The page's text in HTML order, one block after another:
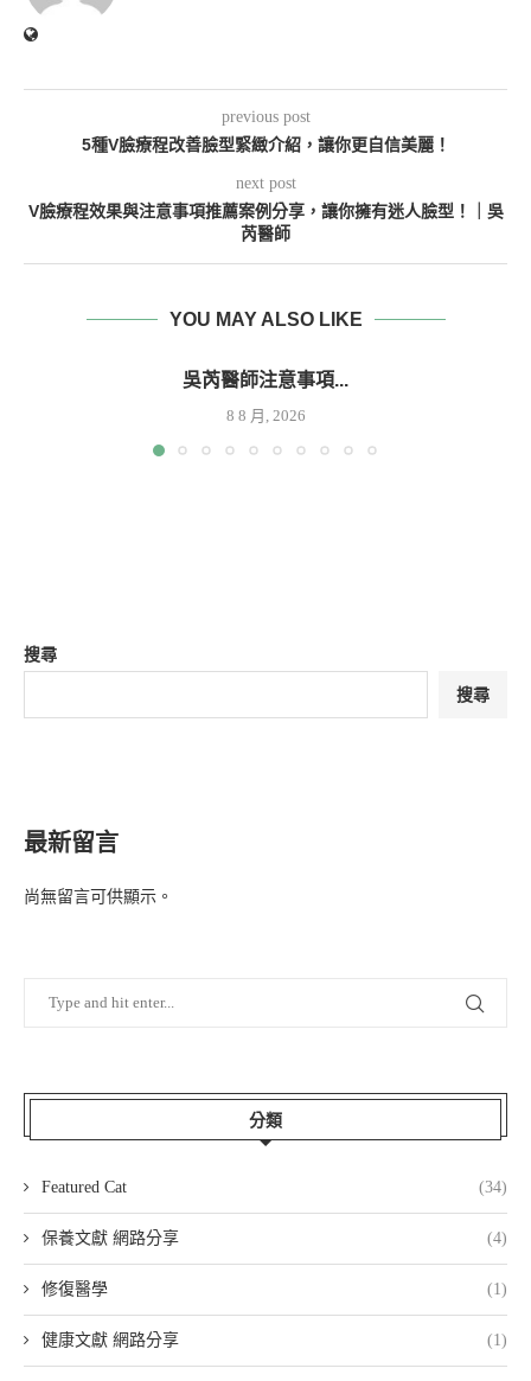
previous post
5種V臉療程改善臉型緊緻介紹，讓你更自信美麗！
next post
V臉療程效果與注意事項推薦案例分享，讓你擁有迷人臉型！｜吳
芮醫師
YOU MAY ALSO LIKE
吳芮醫師注意事項...
8 8 月, 2026
搜尋
搜尋
最新留言
尚無留言可供顯示。
分類
Featured Cat (34)
保養文獻 網路分享 (4)
修復醫學 (1)
健康文獻 網路分享 (1)